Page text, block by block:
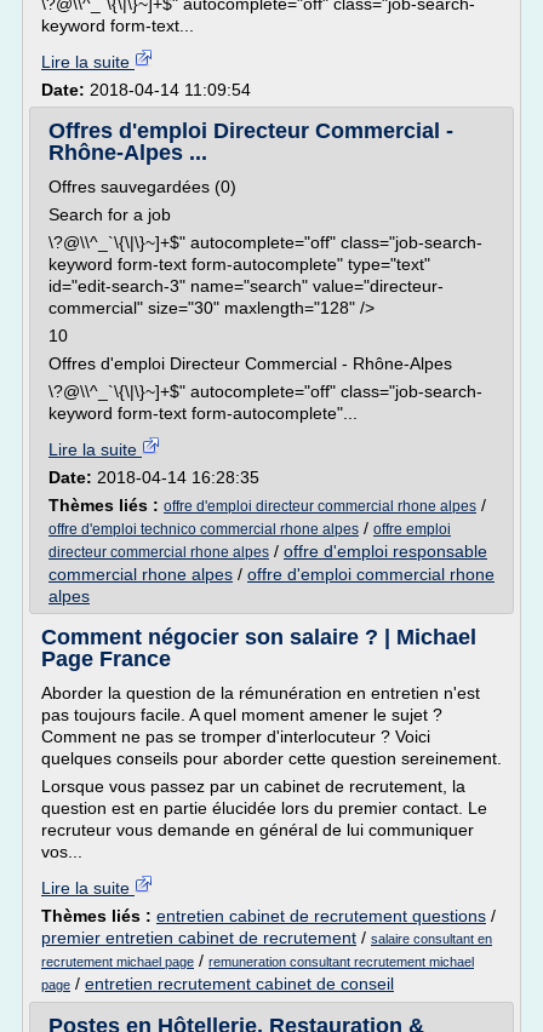
keyword form-text...
Lire la suite
Date: 2018-04-14 11:09:54
Offres d'emploi Directeur Commercial -
Rhône-Alpes ...
Offres sauvegardées (0)
Search for a job
\?@\\^_`\{\|\}~]+$" autocomplete="off" class="job-search-
keyword form-text form-autocomplete" type="text"
id="edit-search-3" name="search" value="directeur-
commercial" size="30" maxlength="128" />
10
Offres d'emploi Directeur Commercial - Rhône-Alpes
\?@\\^_`\{\|\}~]+$" autocomplete="off" class="job-search-
keyword form-text form-autocomplete"...
Lire la suite
Date: 2018-04-14 16:28:35
Thèmes liés : offre d'emploi directeur commercial rhone alpes /
offre d'emploi technico commercial rhone alpes / offre emploi
directeur commercial rhone alpes / offre d'emploi responsable
commercial rhone alpes / offre d'emploi commercial rhone
alpes
Comment négocier son salaire ? | Michael
Page France
Aborder la question de la rémunération en entretien n'est
pas toujours facile. A quel moment amener le sujet ?
Comment ne pas se tromper d'interlocuteur ? Voici
quelques conseils pour aborder cette question sereinement.
Lorsque vous passez par un cabinet de recrutement, la
question est en partie élucidée lors du premier contact. Le
recruteur vous demande en général de lui communiquer
vos...
Lire la suite
Thèmes liés : entretien cabinet de recrutement questions /
premier entretien cabinet de recrutement / salaire consultant en
recrutement michael page / remuneration consultant recrutement michael
page / entretien recrutement cabinet de conseil
Postes en Hôtellerie, Restauration &